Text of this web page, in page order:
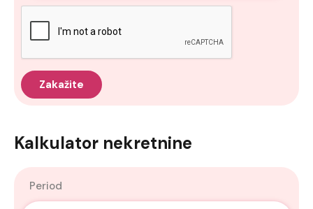
Kalkulator nekretnine
Period